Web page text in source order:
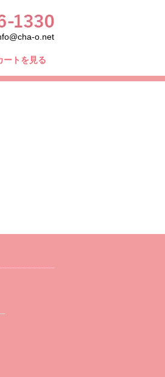
o.net
ートを見る